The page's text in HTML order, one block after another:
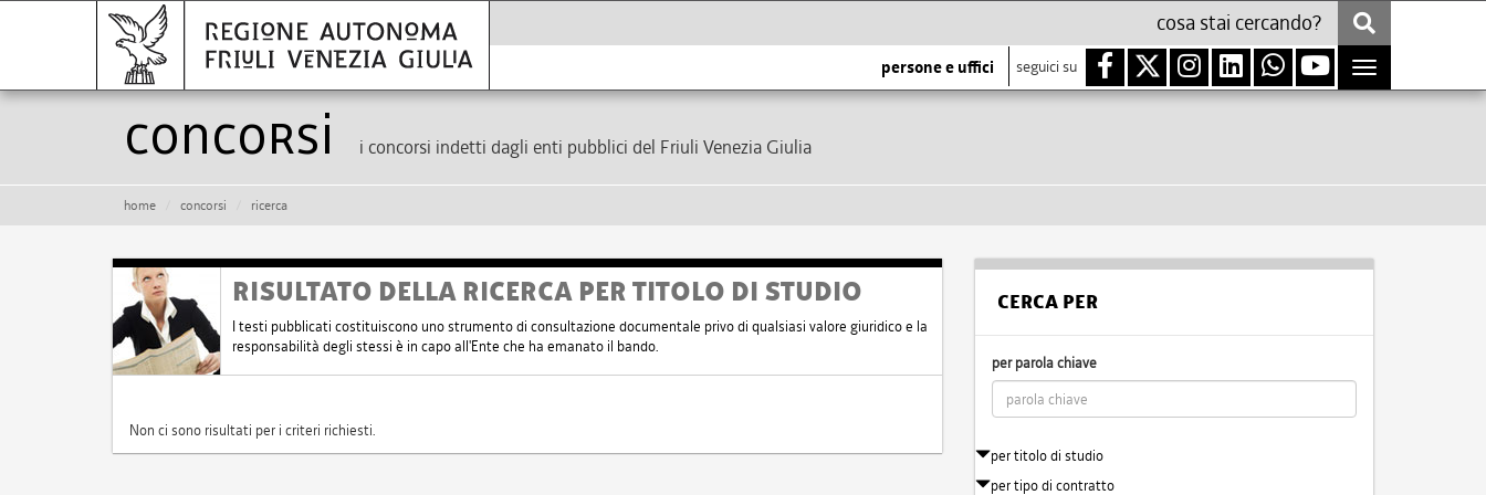
persone e uffici seguici su
Toggle
navigation
Concorsi i concorsi indetti dagli enti pubblici del Friuli Venezia Giulia
home concorsi ricerca
RISULTATO DELLA RICERCA PER TITOLO DI STUDIO
I testi pubblicati costituiscono uno strumento di consultazione documentale privo di qualsiasi valore giuridico e la
responsabilità degli stessi è in capo all'Ente che ha emanato il bando.
Non ci sono risultati per i criteri richiesti.
CERCA PER
per parola chiave
per titolo di studio
per tipo di contratto